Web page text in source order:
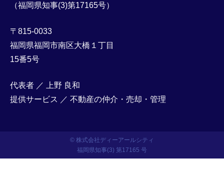
（福岡県知事(3)第17165号）
〒815-0033
福岡県福岡市南区大橋１丁目
15番5号
代表者 ／ 上野 良和
提供サービス ／ 不動産の仲介・売却・管理
© 株式会社ディーアールシティ
福岡県知事(3) 第17165 号